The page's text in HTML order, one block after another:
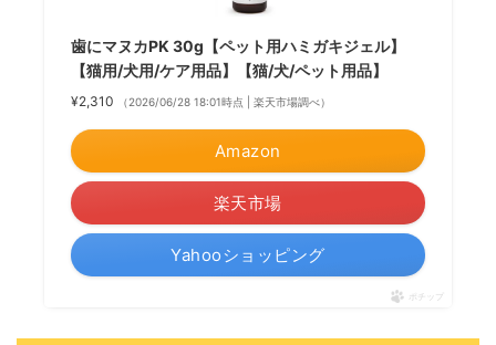
歯にマヌカPK 30g【ペット用ハミガキジェル】
【猫用/犬用/ケア用品】【猫/犬/ペット用品】
¥2,310 （2026/06/28 18:01時点 | 楽天市場調べ）
Amazon
楽天市場
Yahooショッピング
ポチップ